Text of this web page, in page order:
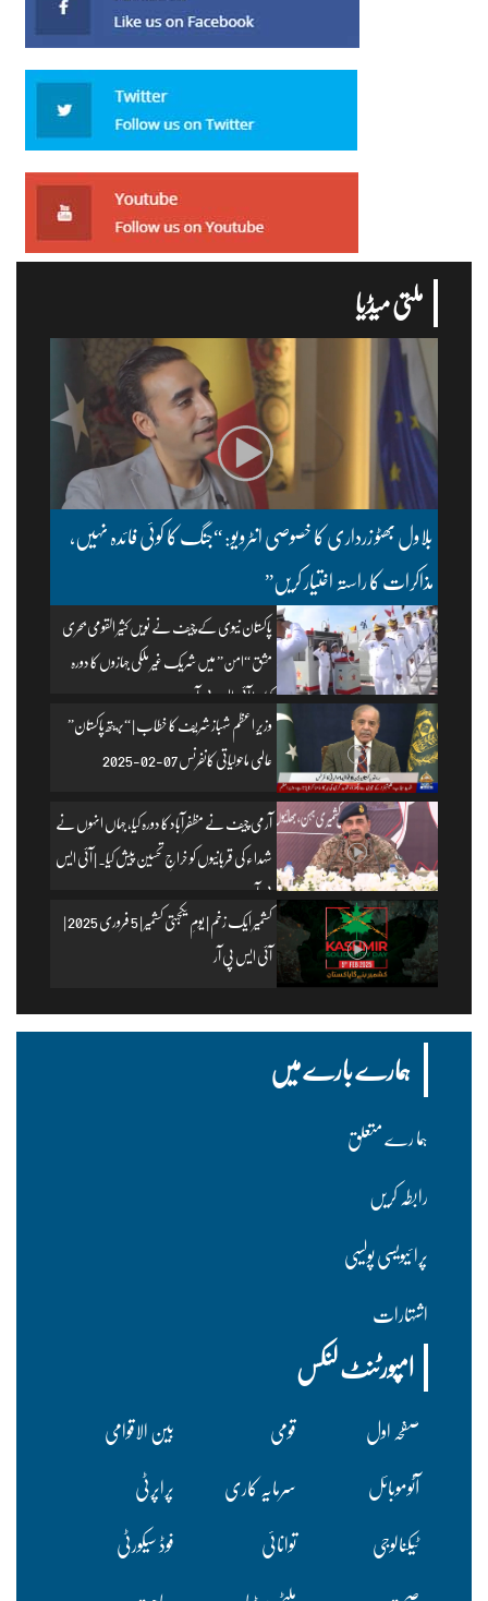
ملتی میڈیا
بلاول بھٹو زرداری کا خصوصی انٹرویو: “جنگ کا کوئی فائدہ نہیں،
مذاکرات کا راستہ اختیار کریں”
پاکستان نیوی کے چیف نے نویں کثیر القومی بحری
مشق “امن” میں شریک غیر ملکی جہازوں کا دورہ
کیا۔ | آئی ایس پی آر
وزیرِ اعظم شہباز شریف کا خطاب | “بریتھ پاکستان”
عالمی ماحولیاتی کانفرنس 07-02-2025
آرمی چیف نے مظفرآباد کا دورہ کیا، جہاں انہوں نے
شہداء کی قربانیوں کو خراجِ تحسین پیش کیا۔ | آئی ایس
پی آر
کشمیر ایک زخم | یومِ یکجہتی کشمیر | 5 فروری 2025 |
آئی ایس پی آر
ہمارے بارے میں
ہما رے متعلق
رابطہ کریں
پرا ئیویسی پولسیی
اشتہارات
امپورٹنٹ لنکس
صفحہ اول قومی
بین الاقوامی
آٹوموبائل
سرمایہ کاری
پراپرٹی
ٹیکنالوجی
توانائی
فوڈ سیکورٹی